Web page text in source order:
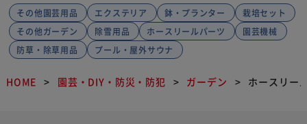
その他園芸用品 エクステリア 鉢・プランター
栽培セット
その他ガーデン
除雪用品 ホースリールパーツ
園芸機械
防草・除草用品
プール・屋外サウナ
HOME 園芸・DIY・防災・防犯 ガーデン ホースリー